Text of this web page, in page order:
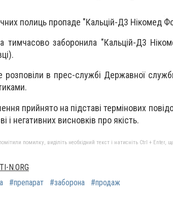
полиць пропаде "Кальцій-Д3 Нікомед
тимчасово заборонила "Кальцій-Д3
розповіли в прес-службі Державної
прийнято на підставі термінових
і негативних висновків про якість.
помилку, виділіть необхідний текст і натисніть Ctrl + Enter,
N.ORG
#препарат #заборона #продаж